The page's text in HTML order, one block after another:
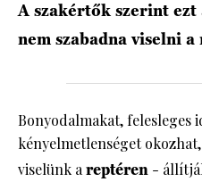
A szakértők szerint ezt
nem szabadna viselni
Bonyodalmakat, felesleges
kényelmetlenséget
viselünk areptéren -